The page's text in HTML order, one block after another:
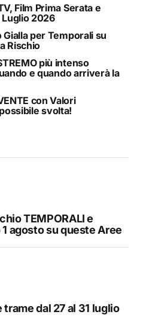
Film Prima Serata e
Luglio 2026
per Temporali su
Rischio
più intenso
e quando arriverà la
con Valori
svolta!
TEMPORALI e
agosto su queste Aree
dal 27 al 31 luglio